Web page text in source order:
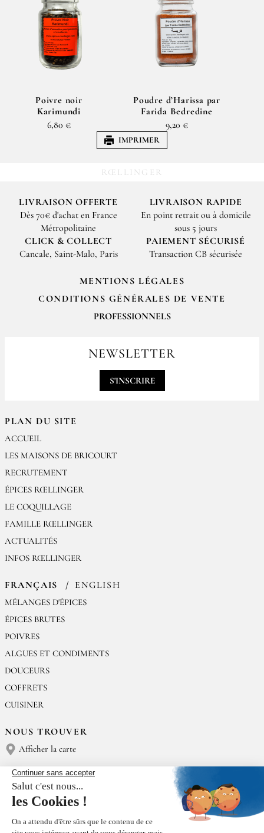
Poivre noir
Karimundi
6,80 €
Poudre d’Harissa par
Farida Bedredine
9,20 €
IMPRIMER
RŒLLINGER
LIVRAISON OFFERTE
Dès 70€ d'achat en France
Métropolitaine
LIVRAISON RAPIDE
En point retrait ou à domicile
sous 5 jours
CLICK & COLLECT
Cancale, Saint-Malo, Paris
PAIEMENT SÉCURISÉ
Transaction CB sécurisée
PLAN DU SITE
ACCUEIL
LES MAISONS DE BRICOURT
RECRUTEMENT
ÉPICES RŒLLINGER
LE COQUILLAGE
FAMILLE RŒLLINGER
ACTUALITÉS
INFOS RŒLLINGER
FRANÇAIS ENGLISH
MÉLANGES D'ÉPICES
ÉPICES BRUTES
POIVRES
ALGUES ET CONDIMENTS
DOUCEURS
COFFRETS
CUISINER
NOUS TROUVER
Afficher la carte
NOUS CONTACTER
Épices Rœllinger
Tél : (+33) 02 23 15 13 91
MENTIONS LÉGALES
CONDITIONS GÉNÉRALES DE VENTE
PROFESSIONNELS
contact@epices-roellinger.comNEWSLETTER
S'INSCRIRE